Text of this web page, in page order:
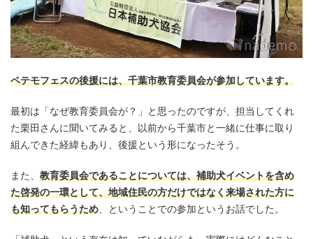
ペテモフェスの後援には、千葉市教育委員会が参加しています。
最初は「なぜ教育委員会が？」と思ったのですが、担当してくれ
た栗田さんに聞いてみると、以前から千葉市と一緒に仕事に取り
組んできた経緯もあり、後援という形になったそう。
また、 教育委員会であることについては、補助犬イベントを含め
た啓発の一環として、地域住民の方だけではなく来場された方に
も知ってもらうため 、ということでの参加というお話でした。